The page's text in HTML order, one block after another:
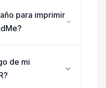
para imprimir
de mi